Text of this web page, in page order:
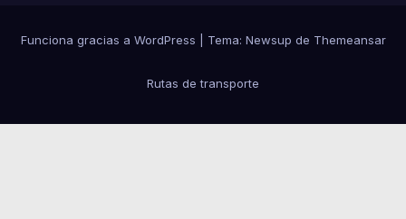
Funciona gracias a WordPress Tema: Newsup de Themeansar
Rutas de transporte